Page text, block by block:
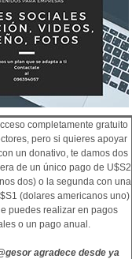
completamente gratuito
pero si quieres apoyar
un donativo, te damos dos
de un único pago de U$S2
dos) o la segunda con una
(dolares americanos uno)
puedes realizar en pagos
o un pago anual.
agradece desde ya